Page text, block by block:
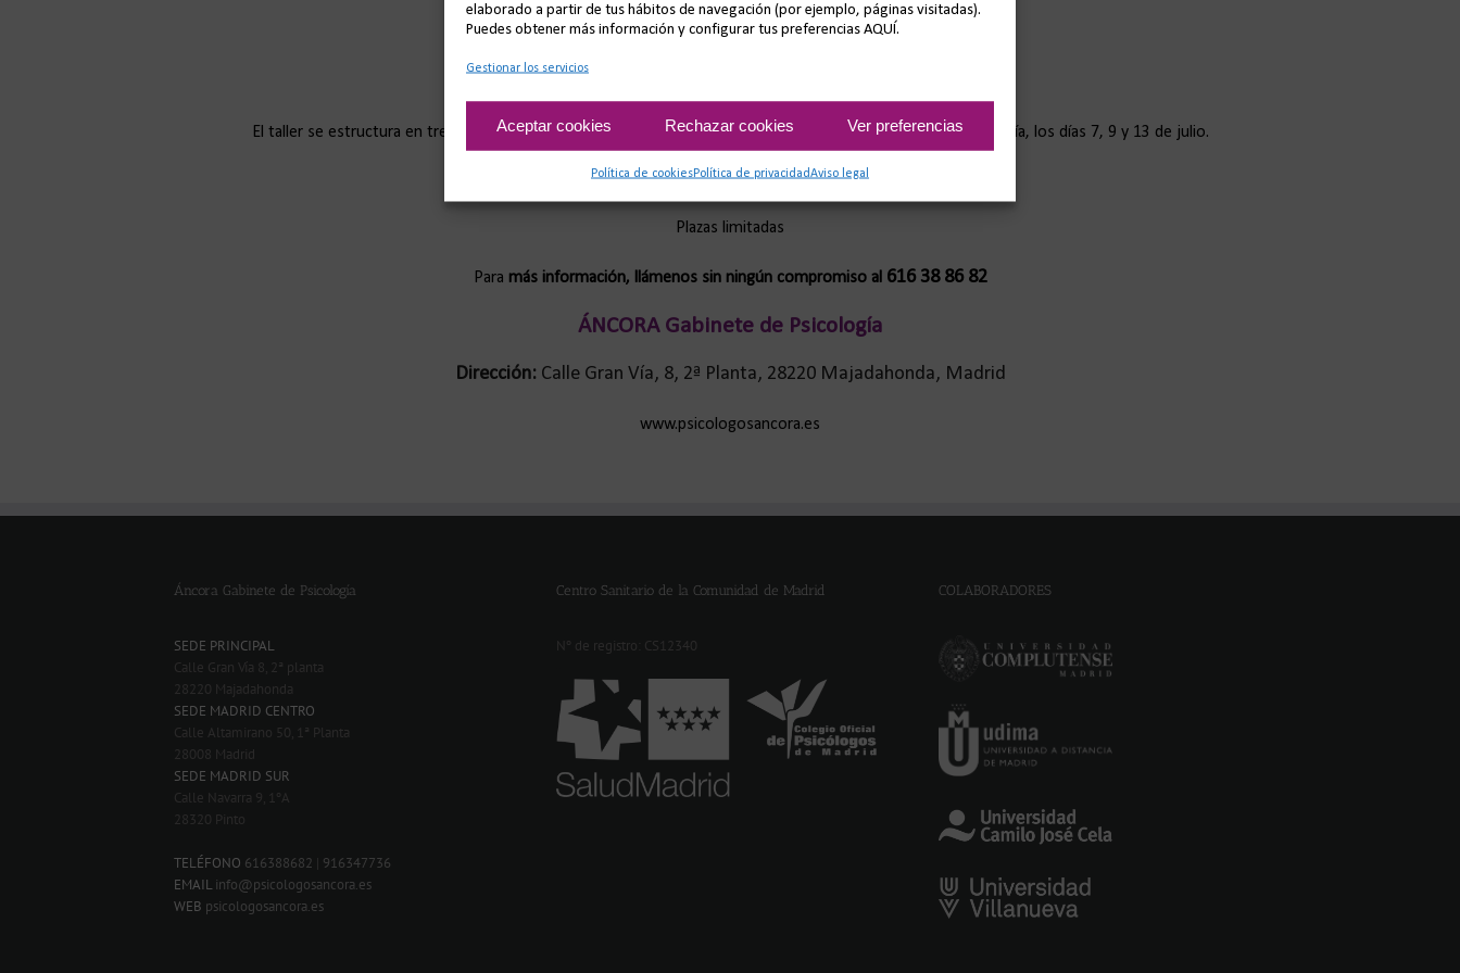
elaborado a partir de tus hábitos de navegación (por ejemplo, páginas visitadas).
Puedes obtener más información y configurar tus preferencias AQUÍ.
Gestionar los servicios
Aceptar cookies Rechazar cookies Ver preferencias
Política de cookiesPolítica de privacidadAviso legal
Taller de emociones para niños de 3 a 9 años.
El taller se estructura en tres sesiones, de 19:30 a 20:30, en la sede principal de Áncora Gabinete de Psicología, los días 7, 9 y 13 de julio.
Precio: 10€/sesión
Plazas limitadas
Para más información, llámenos sin ningún compromiso al 616 38 86 82
ÁNCORA Gabinete de Psicología
Dirección: Calle Gran Vía, 8, 2ª Planta, 28220 Majadahonda, Madrid
www.psicologosancora.es
Áncora Gabinete de Psicología
SEDE PRINCIPAL
Calle Gran Vía 8, 2ª planta
28220 Majadahonda
SEDE MADRID CENTRO
Calle Altamirano 50, 1ª Planta
28008 Madrid
SEDE MADRID SUR
Calle Navarra 9, 1ºA
28320 Pinto
TELÉFONO 616388682
916347736
EMAIL info@psicologosancora.es
WEB psicologosancora.es
Centro Sanitario de la Comunidad de Madrid
Nº de registro: CS12340
COLABORADORES